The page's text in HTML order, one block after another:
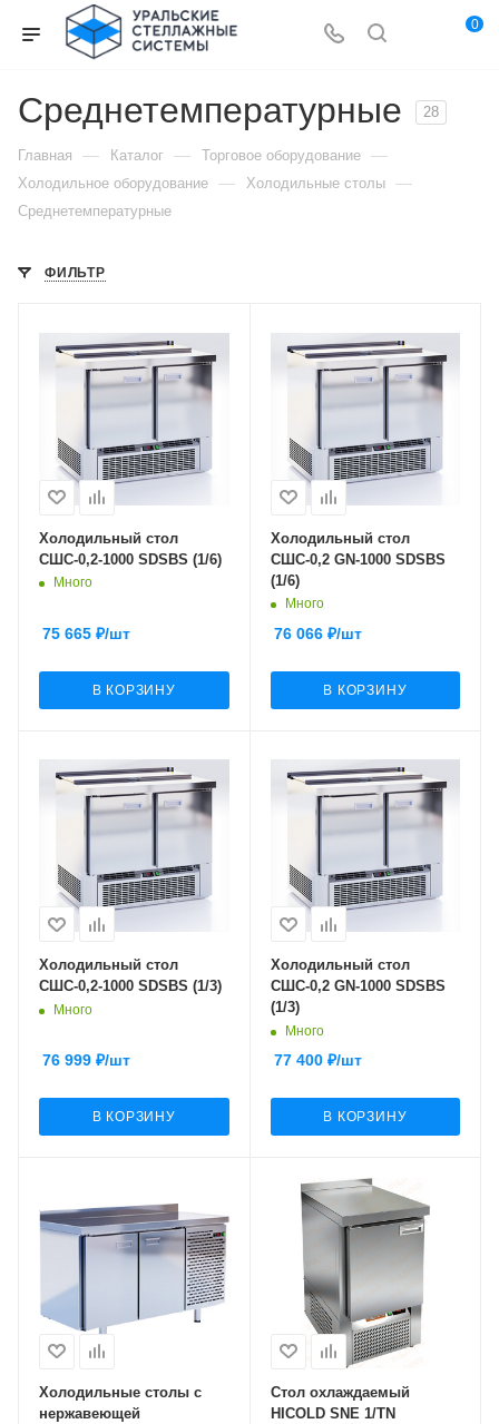
0
Среднетемпературные 28
Главная — Каталог — Торговое оборудование —
Холодильное оборудование — Холодильные столы —
Среднетемпературные
ФИЛЬТР
Холодильный стол
СШС-0,2-1000 SDSBS (1/6)
Много
75 665 ₽/шт
В КОРЗИНУ
Холодильный стол
СШС-0,2 GN-1000 SDSBS
(1/6)
Много
76 066₽/шт
В КОРЗИНУ
Холодильный стол
СШС-0,2-1000 SDSBS (1/3)
Много
76 999 ₽/шт
В КОРЗИНУ
Холодильный стол
СШС-0,2 GN-1000 SDSBS
(1/3)
Много
77 400₽/шт
В КОРЗИНУ
Холодильные столы с
нержавеющей
Стол охлаждаемый
HICOLD SNE 1/TN